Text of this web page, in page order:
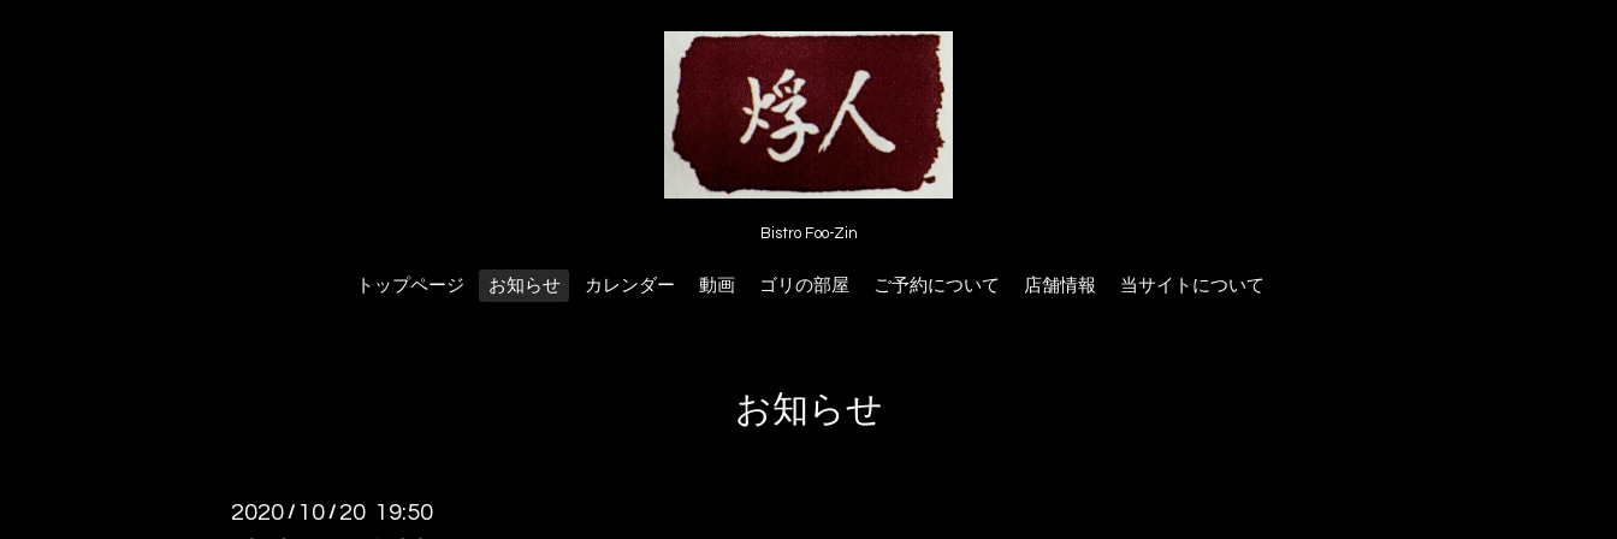
Bistro Foo-Zin
トップページ お知らせ カレンダー 動画 ゴリの部屋 ご予約について 店舗情報 当サイトについて
お知らせ
2020 / 10 / 20 19:50